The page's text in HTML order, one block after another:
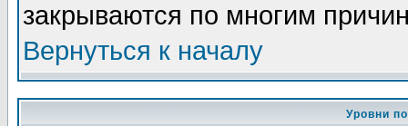
закрываются по многим
Вернуться к началу
Уровни